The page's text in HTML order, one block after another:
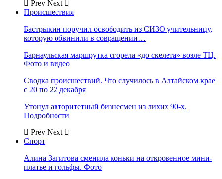
Prev Next
Происшествия
Бастрыкин поручил освободить из СИЗО учительницу,
которую обвинили в совращении…
Барнаульская маршрутка сгорела «до скелета» возле ТЦ.
Фото и видео
Сводка происшествий. Что случилось в Алтайском крае
с 20 по 22 декабря
Утонул авторитетный бизнесмен из лихих 90-х.
Подробности
Prev Next
Спорт
Алина Загитова сменила коньки на откровенное мини-
платье и гольфы. Фото